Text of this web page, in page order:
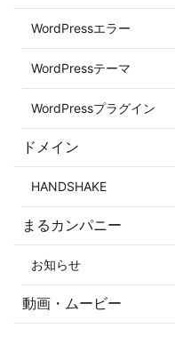
WordPressエラー
WordPressテーマ
WordPressプラグイン
ドメイン
HANDSHAKE
まるカンパニー
お知らせ
動画・ムービー